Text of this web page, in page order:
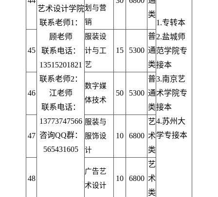
艺术设计学院
联系老师1：
顾老师
联系电话：
13515201821
联系老师2：
江老师
联系电话：
13773747566
咨询QQ群：
565431605
1.专转本
2.盐城师
范学院专
接本
3.南京艺
术学院专
接本
4.苏州大
学专接本
划与营
销
类
45
服装设
计与工
艺
15 5300
普
通
类
46
数字媒
体技术
50 5300
普
通
类
47
服装与
服饰设
计
10 6800
艺
术
类
48
广告艺
术设计
10 6800
艺
术
类